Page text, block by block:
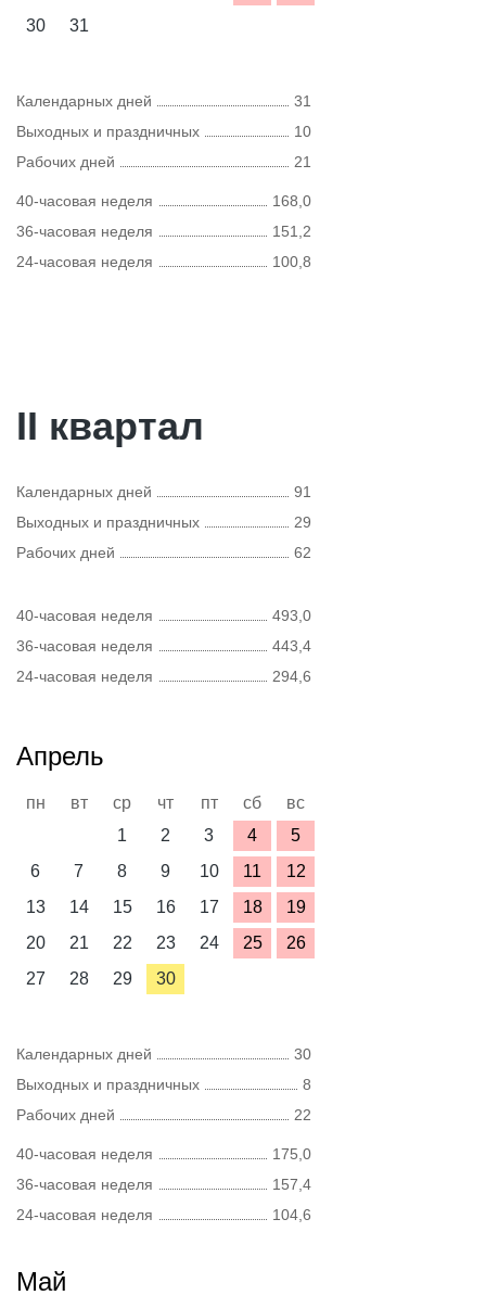
30
31
Календарных дней
31
Выходных и праздничных
10
Рабочих дней
21
40-часовая неделя
168,0
36-часовая неделя
151,2
24-часовая неделя
100,8
II квартал
Календарных дней
91
Выходных и праздничных
29
Рабочих дней
62
40-часовая неделя
493,0
36-часовая неделя
443,4
24-часовая неделя
294,6
Апрель
пн вт ср чт пт сб
вс
1
2 3 4
5
6
7 8 9 10 11
12
13
14 15 16 17 18
19
20
21 22 23 24 25
26
27
28 29 30
Календарных дней
30
Выходных и праздничных
8
Рабочих дней
22
40-часовая неделя
175,0
36-часовая неделя
157,4
24-часовая неделя
104,6
Май